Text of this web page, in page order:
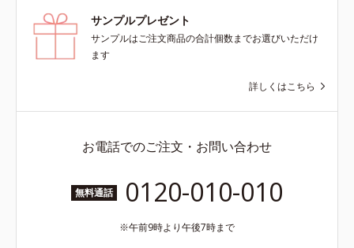
サンプルプレゼント
サンプルはご注文商品の合計個数までお選びいただけ
ます
詳しくはこちら
お電話でのご注文・お問い合わせ
無料通話 0120-010-010
午前9時より午後7時まで